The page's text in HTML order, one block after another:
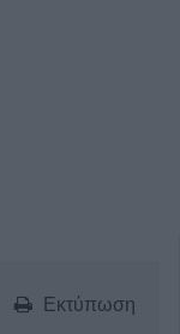
Εκτύπωση